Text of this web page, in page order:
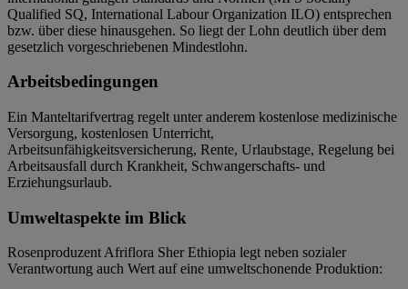
Qualified SQ, International Labour Organization ILO) entsprechen
bzw. über diese hinausgehen. So liegt der Lohn deutlich über dem
gesetzlich vorgeschriebenen Mindestlohn.
Arbeitsbedingungen
Ein Manteltarifvertrag regelt unter anderem kostenlose medizinische
Versorgung, kostenlosen Unterricht,
Arbeitsunfähigkeitsversicherung, Rente, Urlaubstage, Regelung bei
Arbeitsausfall durch Krankheit, Schwangerschafts- und
Erziehungsurlaub.
Umweltaspekte im Blick
Rosenproduzent Afriflora Sher Ethiopia legt neben sozialer
Verantwortung auch Wert auf eine umweltschonende Produktion: